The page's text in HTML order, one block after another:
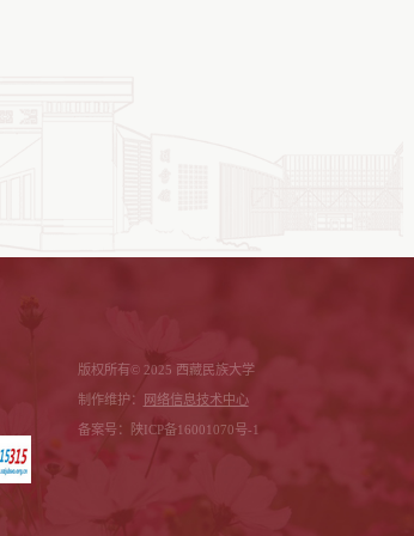
版权所有© 2025 西藏民族大学
制作维护： 网络信息技术中心
备案号：陕ICP备16001070号-1